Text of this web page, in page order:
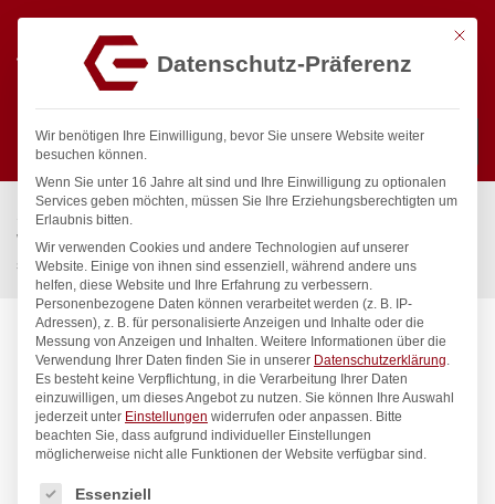
Suchen
Start / Gastronomiebedarf & Gastro Geräte für Profis
Wassertechnik
Wellnes
spa Kneipp’sche Garnitur 1/2″ Ø 20mm 3/4″ ÜM
Mit
Datenschutz-Präferenz
Wir benötigen Ihre Einwilligung, bevor Sie unsere Website weiter
besuchen können.
Wenn Sie unter 16 Jahre alt sind und Ihre Einwilligung zu optionalen
Services geben möchten, müssen Sie Ihre Erziehungsberechtigten um
Erlaubnis bitten.
Wir verwenden Cookies und andere Technologien auf unserer
Website. Einige von ihnen sind essenziell, während andere uns
helfen, diese Website und Ihre Erfahrung zu verbessern.
Personenbezogene Daten können verarbeitet werden (z. B. IP-
Adressen), z. B. für personalisierte Anzeigen und Inhalte oder die
Messung von Anzeigen und Inhalten. Weitere Informationen über die
Verwendung Ihrer Daten finden Sie in unserer Datenschutzerklärung.
Es besteht keine Verpflichtung, in die Verarbeitung Ihrer Daten
einzuwilligen, um dieses Angebot zu nutzen. Sie können Ihre Auswahl
jederzeit unter Einstellungen widerrufen oder anpassen. Bitte
beachten Sie, dass aufgrund individueller Einstellungen
möglicherweise nicht alle Funktionen der Website verfügbar sind.
Es folgt eine Liste der Service-Gruppen, für die eine
Essenziell